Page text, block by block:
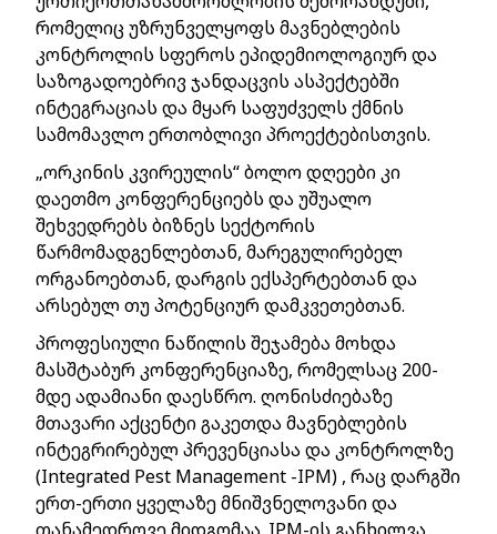
რომელიც უზრუნველყოფს მავნებლების
კონტროლის სფეროს ეპიდემიოლოგიურ და
საზოგადოებრივ ჯანდაცვის ასპექტებში
ინტეგრაციას და მყარ საფუძველს ქმნის
სამომავლო ერთობლივი პროექტებისთვის.
„ორკინის კვირეულის“ ბოლო დღეები კი
დაეთმო კონფერენციებს და უშუალო
შეხვედრებს ბიზნეს სექტორის
წარმომადგენლებთან, მარეგულირებელ
ორგანოებთან, დარგის ექსპერტებთან და
არსებულ თუ პოტენციურ დამკვეთებთან.
პროფესიული ნაწილის შეჯამება მოხდა
მასშტაბურ კონფერენციაზე, რომელსაც 200-
მდე ადამიანი დაესწრო. ღონისძიებაზე
მთავარი აქცენტი გაკეთდა მავნებლების
ინტეგრირებულ პრევენციასა და კონტროლზე
(Integrated Pest Management -IPM) , რაც დარგში
ერთ-ერთი ყველაზე მნიშვნელოვანი და
თანამედროვე მიდგომაა. IPM-ის განხილვა